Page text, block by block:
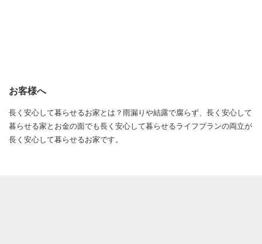
お客様へ
長く安心して暮らせるお家とは？雨漏りや結露で腐らず、長く安心して
暮らせる家とお金の面でも長く安心して暮らせるライフプランの両立が
長く安心して暮らせるお家です。